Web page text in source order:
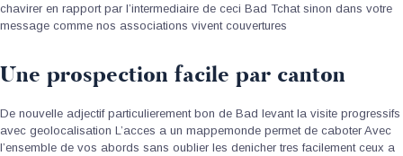
chavirer en rapport par l’intermediaire de ceci Bad Tchat sinon dans votre
message comme nos associations vivent couvertures
Une prospection facile par canton
De nouvelle adjectif particulierement bon de Bad levant la visite progressifs
avec geolocalisation L’acces a un mappemonde permet de caboter Avec
l’ensemble de vos abords sans oublier les denicher tres facilement ceux a